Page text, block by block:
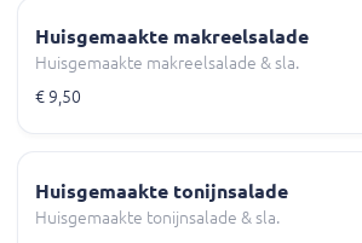
Huisgemaakte makreelsalade
Huisgemaakte makreelsalade & sla.
€ 9,50
Huisgemaakte tonijnsalade
Huisgemaakte tonijnsalade & sla.